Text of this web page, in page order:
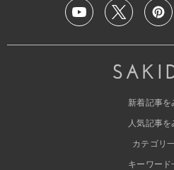
新着記事を
人気記事を
カテゴリ
キーワード